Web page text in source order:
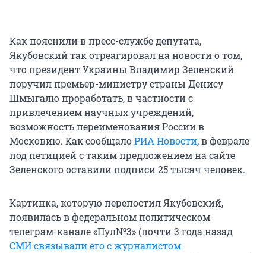
Как пояснили в пресс-службе депутата,
Якубовский так отреагировал на новости о том,
что президент Украины Владимир Зеленский
поручил премьер-министру страны Денису
Шмыгалю проработать, в частности с
привлечением научных учреждений,
возможность переименования России в
Московию. Как сообщалоРИА Новости, в феврале
под петицией с таким предложением на сайте
Зеленского оставили подписи 25 тысяч человек.
Картинка, которую перепостил Якубовский,
появилась в федеральном политическом
телеграм-канале «Пул№3» (почти 3 года назад
СМИ связывали его с журналистом